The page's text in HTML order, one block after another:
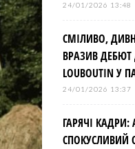
24/01/2026 13:48
СМІЛИВО,
ВРАЗИВ
LOUBOUTIN У
24/01/2026 13:37
ГАРЯЧІ
СПОКУСЛИВИЙ